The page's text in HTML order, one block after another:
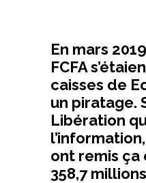
En mars
FCFA
caisses de
un piratage.
Libération
ont remis
358,7